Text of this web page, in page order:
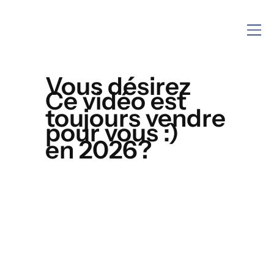
Vous désirez
toujours vendre
en 2026?
Ce vidéo est
pour vous :)